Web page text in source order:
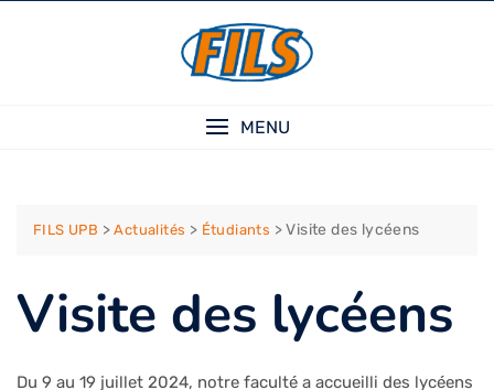
MENU
FILS UPB >Actualités > Étudiants >Visite des lycéens
Visite des lycéens
Du 9 au 19 juillet 2024, notre faculté a accueilli des lycéens